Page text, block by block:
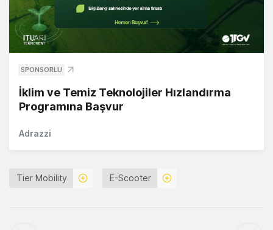
SPONSORLU
İklim ve Temiz Teknolojiler Hızlandırma
Programına Başvur
Adrazzi
Tier Mobility E-Scooter